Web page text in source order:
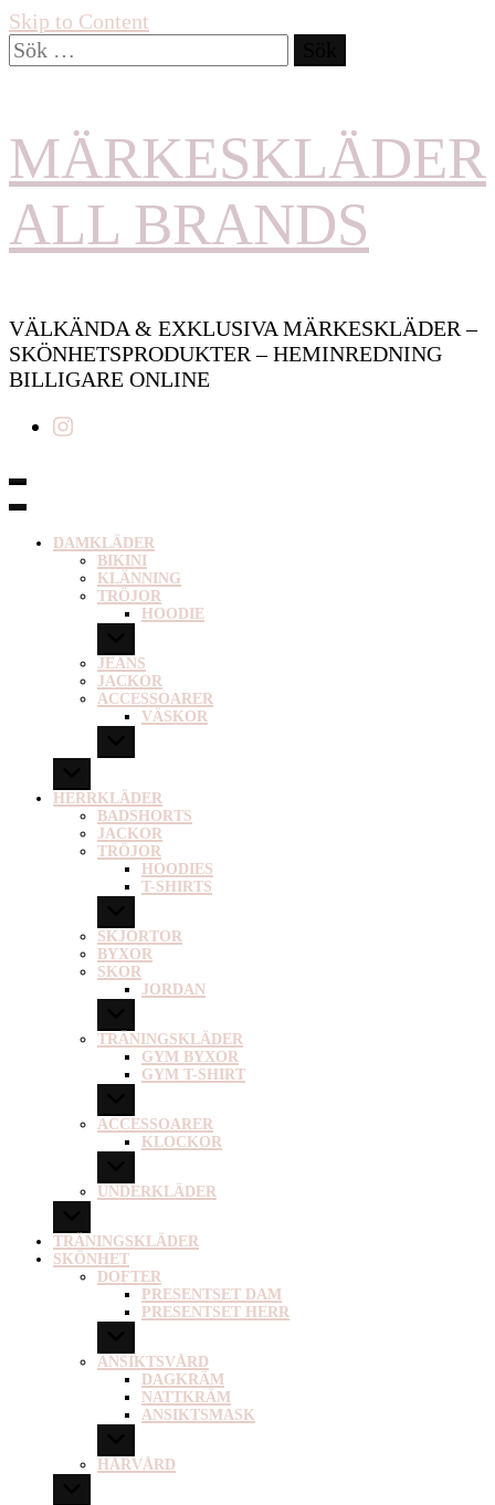
Skip to Content
Sök
efter:
MÄRKESKLÄDER
ALL BRANDS
VÄLKÄNDA & EXKLUSIVA MÄRKESKLÄDER –
SKÖNHETSPRODUKTER – HEMINREDNING
BILLIGARE ONLINE
DAMKLÄDER
BIKINI
KLÄNNING
TRÖJOR
HOODIE
JEANS
JACKOR
ACCESSOARER
VÄSKOR
HERRKLÄDER
BADSHORTS
JACKOR
TRÖJOR
HOODIES
T-SHIRTS
SKJORTOR
BYXOR
SKOR
JORDAN
TRÄNINGSKLÄDER
GYM BYXOR
GYM T-SHIRT
ACCESSOARER
KLOCKOR
UNDERKLÄDER
TRÄNINGSKLÄDER
SKÖNHET
DOFTER
PRESENTSET DAM
PRESENTSET HERR
ANSIKTSVÅRD
DAGKRÄM
NATTKRÄM
ANSIKTSMASK
HÅRVÅRD